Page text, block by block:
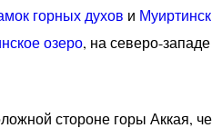
горных духов и
озеро, на северо-
стороне горы Аккая,